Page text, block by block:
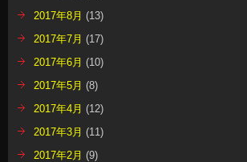
2017年8月 (13)
2017年7月 (17)
2017年6月 (10)
2017年5月 (8)
2017年4月 (12)
2017年3月 (11)
2017年2月 (9)